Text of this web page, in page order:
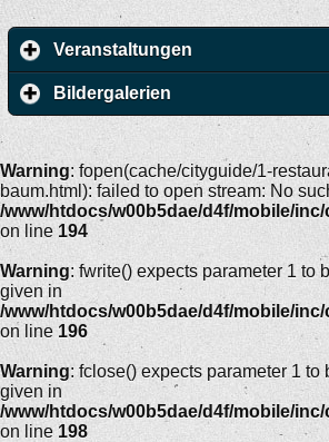
Veranstaltungen
Bildergalerien
Warning: fopen(cache/cityguide/1-
baum.html): failed to open stream: No
/www/htdocs/w00b5dae/d4f/mobile/
on line 194
Warning: fwrite() expects parameter 1 to
given in
/www/htdocs/w00b5dae/d4f/mobile/
on line 196
Warning: fclose() expects parameter 1 to
given in
/www/htdocs/w00b5dae/d4f/mobile/
on line 198